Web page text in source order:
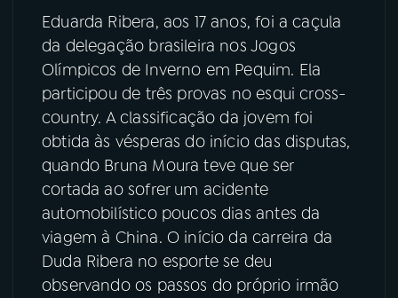
FESTIVAL DE MÚSICA
ACOMPANHE A RÁDIO NACIONAL
Instagram X
TikTok
Eduarda Ribera, aos 17 anos, foi a caçula
da delegação brasileira nos Jogos
Olímpicos de Inverno em Pequim. Ela
participou de três provas no esqui cross-
country. A classificação da jovem foi
obtida às vésperas do início das disputas,
quando Bruna Moura teve que ser
cortada ao sofrer um acidente
automobilístico poucos dias antes da
viagem à China. O início da carreira da
Duda Ribera no esporte se deu
observando os passos do próprio irmão